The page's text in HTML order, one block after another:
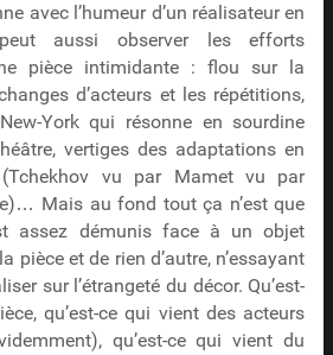
avec l’humeur d’un réalisateur en
aussi observer les efforts
pièce intimidante : flou sur la
d’acteurs et les répétitions,
York qui résonne en sourdine
vertiges des adaptations en
(Tchekhov vu par Mamet vu par
Mais au fond tout ça n’est que
assez démunis face à un objet
pièce et de rien d’autre, n’essayant
sur l’étrangeté du décor. Qu’est-
qu’est-ce qui vient des acteurs
qu’est-ce qui vient du